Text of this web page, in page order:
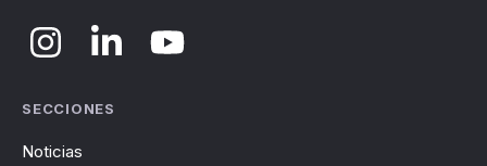
SECCIONES
Noticias